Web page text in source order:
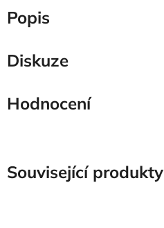
Popis
Diskuze
Hodnocení
Související produkty